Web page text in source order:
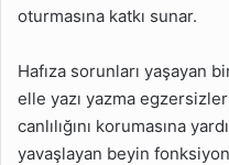
oturmasına katkı sunar.
Hafıza sorunları yaşayan
elle yazı yazma
canlılığını korumasına
yavaşlayan beyin